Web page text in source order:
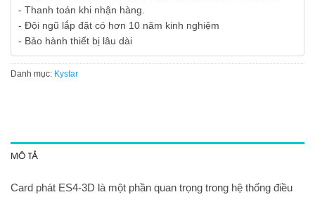
- Thanh toán khi nhận hàng.
- Đội ngũ lắp đặt có hơn 10 năm kinh nghiệm
- Bảo hành thiết bị lâu dài
Danh mục: Kystar
MÔ TẢ
Card phát ES4-3D là một phần quan trọng trong hệ thống điều